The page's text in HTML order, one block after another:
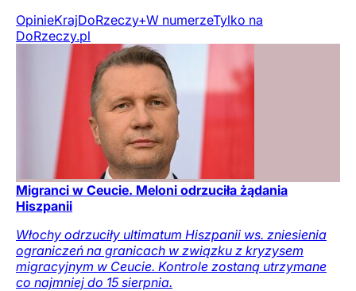
OpinieKrajDoRzeczy+W numerzeTylko na
DoRzeczy.pl
Migranci w Ceucie. Meloni odrzuciła żądania
Hiszpanii
Włochy odrzuciły ultimatum Hiszpanii ws. zniesienia
ograniczeń na granicach w związku z kryzysem
migracyjnym w Ceucie. Kontrole zostaną utrzymane
co najmniej do 15 sierpnia.